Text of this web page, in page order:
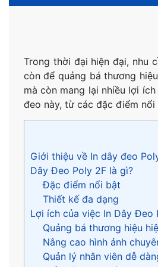
Trong thời đại hiện đại, nhu
còn để quảng bá thương
mà còn mang lại nhiều lợi
đeo này, từ các đặc điểm
Giới thiệu về In dây đeo
Dây Đeo Poly 2F là gì?
Đặc điểm nổi bật
Thiết kế đa dạng
Lợi ích của việc In Dây Đeo
Quảng bá thương hiệu
Nâng cao hình ảnh
Quản lý nhân viên dễ